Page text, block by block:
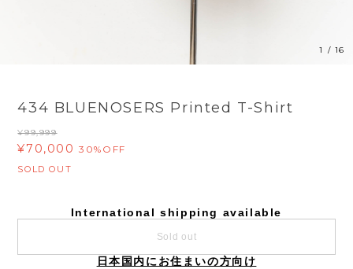
1 / 16
434 BLUENOSERS Printed T-Shirt
¥99,999
¥70,000 30%OFF
SOLD OUT
International shipping available
Sold out
日本国内にお住まいの方向け